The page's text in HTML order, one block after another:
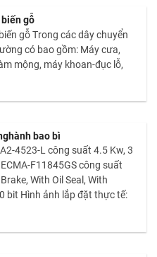
gỗ
gỗ Trong các dây chuyển
có bao gồm: Máy cưa,
mộng, máy khoan-đục lỗ,
bao bì
4523-L công suất 4.5 Kw, 3
F11845GS công suất
With Oil Seal, With
bit Hình ảnh lắp đặt thực tế: